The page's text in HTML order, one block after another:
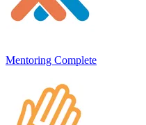
Mentoring Complete